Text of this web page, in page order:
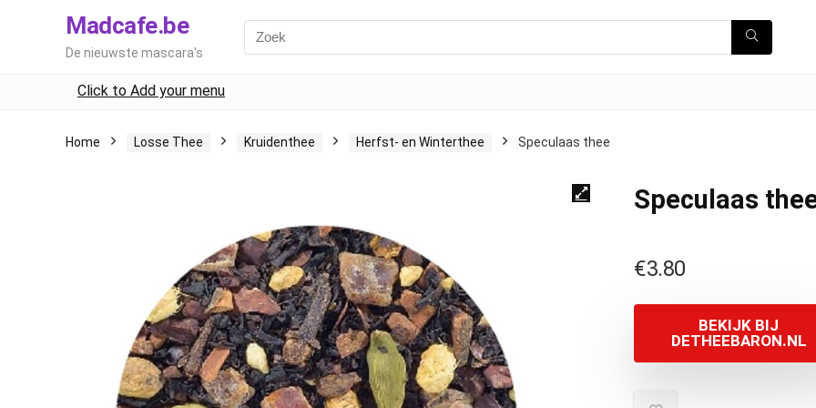
Madcafe.be
De nieuwste mascara's
Click to Add your menu
Home Losse Thee Kruidenthee Herfst- en Winterthee Speculaas thee
Speculaas
€3.80
BEKIJK BIJ
DETHEEBARON.NL